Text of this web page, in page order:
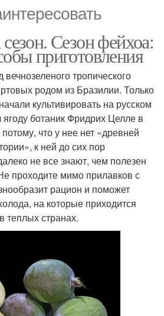
Сезон фейхоа:
приготовления
тропического
родом из Бразилии. Только
культивировать на русском
ботаник Фридрих Целле в
что у нее нет «древней
к ней до сих пор
не все знают, чем полезен
проходите мимо прилавков с
рацион и поможет
на которые приходится
теплых странах.